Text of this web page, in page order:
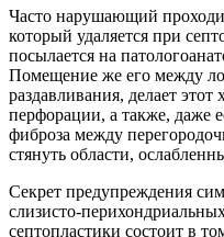
Часто нарушающий
который удаляется при
посылается на
Помещение же его между
раздавливания, делает
перфорации, а также, даже
фиброза между
стянуть области,
Секрет предупреждения
слизисто-
септопластики состоит в